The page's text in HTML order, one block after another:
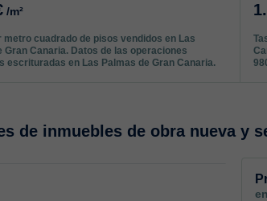
/m²
metro cuadrado de pisos vendidos en Las
Gran Canaria. Datos de las operaciones
escrituradas en Las Palmas de Gran Canaria.
de inmuebles de obra nueva y